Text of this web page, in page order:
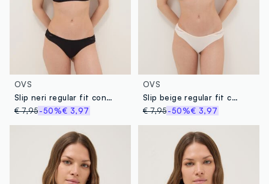
OVS
Slip neri regular fit con inserti in pizzo
€ 7,95-50%€ 3,97
OVS
Slip beige regular fit con inserti in pizzo
€ 7,95-50%€ 3,97